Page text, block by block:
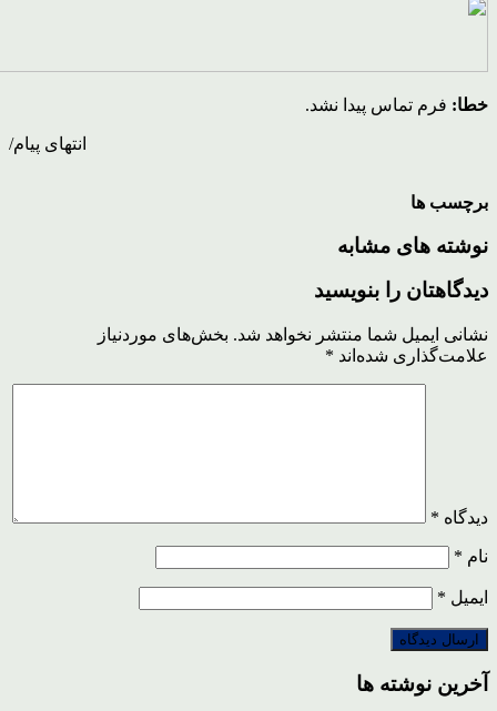
خطا: فرم تماس پیدا نشد.
انتهای پیام/
برچسب ها
نوشته های مشابه
دیدگاهتان را بنویسید
نشانی ایمیل شما منتشر نخواهد شد. بخش‌های موردنیاز
علامت‌گذاری شده‌اند *
دیدگاه *
نام *
ایمیل *
آخرین نوشته ها